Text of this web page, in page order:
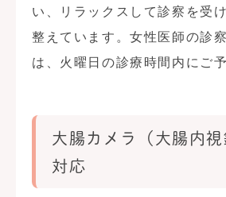
い、リラックスして診察を受
整えています。女性医師の診
は、火曜日の診療時間内にご
大腸カメラ（大腸内視
対応